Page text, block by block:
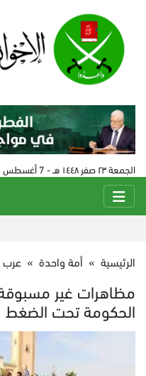
الجمعة ٢٣ صفر ١٤٤٨ هـ - 7 أغسطس 2026 م - الساعة 04:49 م
الرئيسية » أمة واحدة » عرب
مظاهرات غير
الحكومة تحت الضغط